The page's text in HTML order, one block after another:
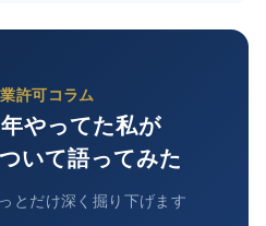
許可コラム
やってた私が
いて語ってみた
とだけ深く掘り下げます